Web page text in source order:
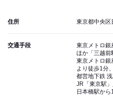
住所 東京都中央区
交通手段
東京メトロ銀
ほか「三越前
東京メトロ銀
より徒歩1分、
都営地下鉄
JR「東京駅
日本橋駅から